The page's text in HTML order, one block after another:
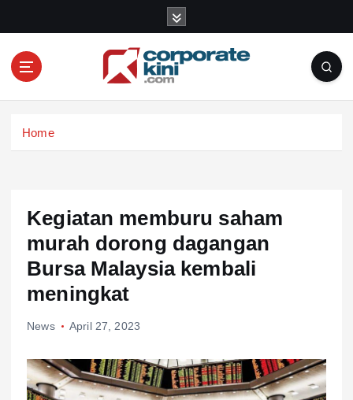
o
Home
Kegiatan memburu saham
murah dorong dagangan
Bursa Malaysia kembali
meningkat
News April 27, 2023